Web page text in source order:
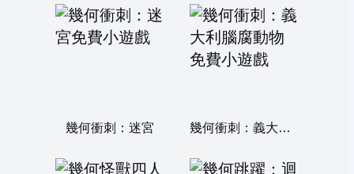
幾何衝刺：迷宮 幾何衝刺：義大利腦腐動物